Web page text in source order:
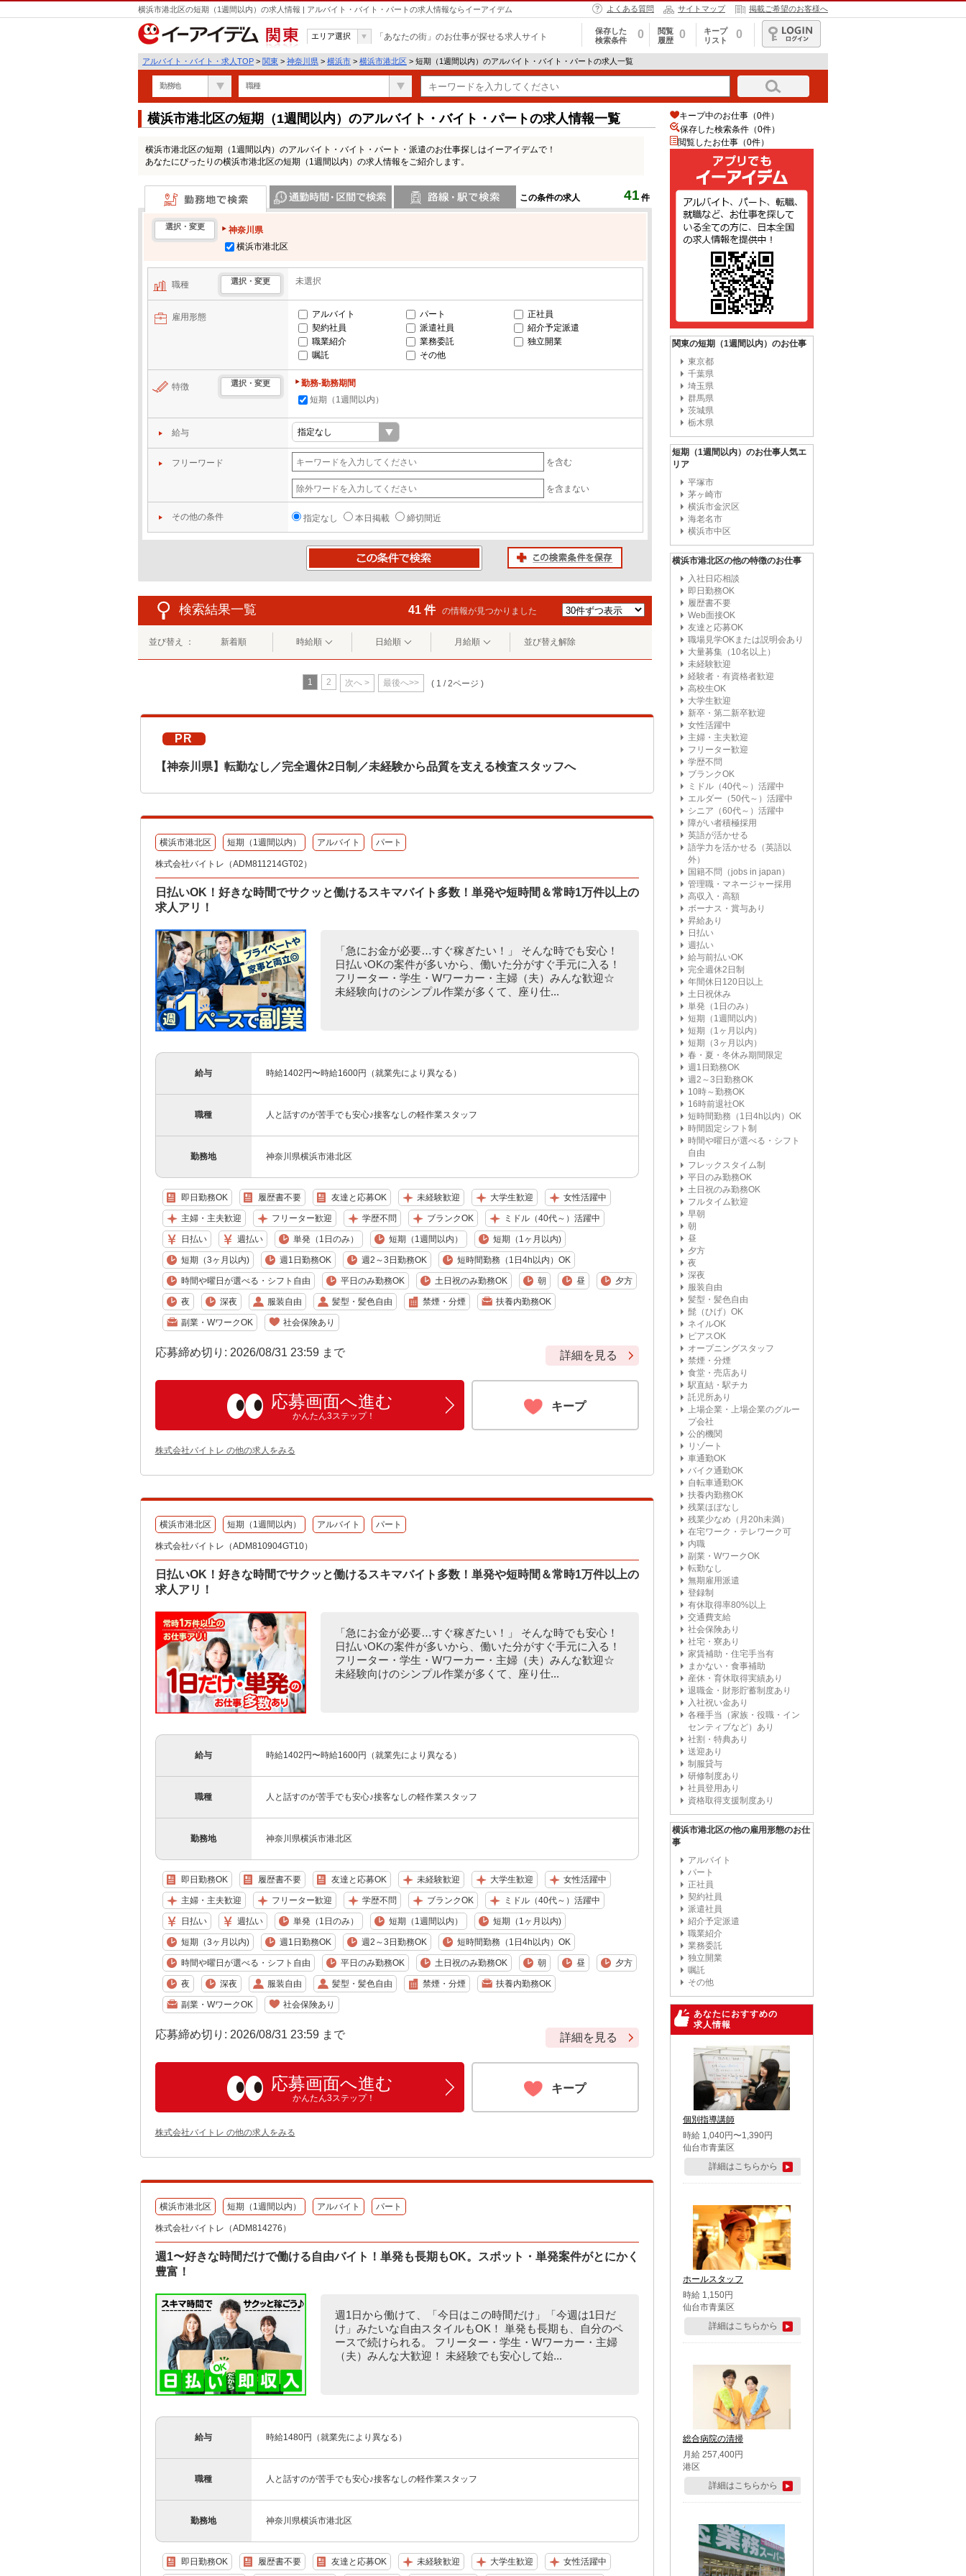
横浜市港北区の短期（1週間以内）の求人情報 | アルバイト・バイト・パートの求人情報ならイーアイデム よくある質問 サイトマップ 掲載ご希望のお客様へ
関東
エリア選択 「あなたの街」のお仕事が探せる求人サイト
保存した
検索条件
0
閲覧
履歴
0
キープ
リスト
0
ログイン
アルバイト・バイト・求人TOP > 関東 > 神奈川県 > 横浜市 > 横浜市港北区 > 短期（1週間以内）のアルバイト・バイト・パートの求人一覧
勤務地 職種
横浜市港北区の短期（1週間以内）のアルバイト・バイト・パートの求人情報一覧
横浜市港北区の短期（1週間以内）のアルバイト・バイト・パート・派遣のお仕事探しはイーアイデムで！
あなたにぴったりの横浜市港北区の短期（1週間以内）の求人情報をご紹介します。
この条件の求人 41 件
勤務地で検索
選択・変更
神奈川県
横浜市港北区
職種 選択・変更 未選択
雇用形態 アルバイト パート
正社員
契約社員
派遣社員
紹介予定派遣
職業紹介
業務委託
独立開業
嘱託
その他
特徴 選択・変更
勤務-勤務期間
短期（1週間以内）
給与
フリーワード を含む
を含まない
その他の条件 指定なし 本日掲載 締切間近
検索結果一覧 41 件 の情報が見つかりました
並び替え ： 新着順 時給順 日給順 月給順 並び替え解除
1 2 次へ > 最後へ>> ( 1 / 2ページ )
PR
【神奈川県】転勤なし／完全週休2日制／未経験から品質を支える検査スタッフへ
横浜市港北区 短期（1週間以内） アルバイト パート
株式会社バイトレ（ADM811214GT02）
日払いOK！好きな時間でサクッと働けるスキマバイト多数！単発や短時間＆常時1万件以上の
求人アリ！
「急にお金が必要…すぐ稼ぎたい！」 そんな時でも安心！
日払いOKの案件が多いから、働いた分がすぐ手元に入る！
フリーター・学生・Wワーカー・主婦（夫）みんな歓迎☆
未経験向けのシンプル作業が多くて、座り仕...
給与 時給1402円〜時給1600円（就業先により異なる）
職種 人と話すのが苦手でも安心♪接客なしの軽作業スタッフ
勤務地 神奈川県横浜市港北区
即日勤務OK 履歴書不要 友達と応募OK 未経験歓迎 大学生歓迎 女性活躍中
主婦・主夫歓迎 フリーター歓迎 学歴不問 ブランクOK ミドル（40代～）活躍中
日払い 週払い 単発（1日のみ） 短期（1週間以内） 短期（1ヶ月以内)
短期（3ヶ月以内) 週1日勤務OK 週2～3日勤務OK 短時間勤務（1日4h以内）OK
時間や曜日が選べる・シフト自由 平日のみ勤務OK 土日祝のみ勤務OK 朝 昼 夕方
夜 深夜 服装自由 髪型・髪色自由 禁煙・分煙 扶養内勤務OK
副業・WワークOK 社会保険あり
応募締め切り: 2026/08/31 23:59 まで 詳細を見る
応募画面へ進む
かんたん3ステップ！
キープ
株式会社バイトレ の他の求人をみる
横浜市港北区 短期（1週間以内） アルバイト パート
株式会社バイトレ（ADM810904GT10）
日払いOK！好きな時間でサクッと働けるスキマバイト多数！単発や短時間＆常時1万件以上の
求人アリ！
「急にお金が必要…すぐ稼ぎたい！」 そんな時でも安心！
日払いOKの案件が多いから、働いた分がすぐ手元に入る！
フリーター・学生・Wワーカー・主婦（夫）みんな歓迎☆
未経験向けのシンプル作業が多くて、座り仕...
給与 時給1402円〜時給1600円（就業先により異なる）
職種 人と話すのが苦手でも安心♪接客なしの軽作業スタッフ
勤務地 神奈川県横浜市港北区
即日勤務OK 履歴書不要 友達と応募OK 未経験歓迎 大学生歓迎 女性活躍中
主婦・主夫歓迎 フリーター歓迎 学歴不問 ブランクOK ミドル（40代～）活躍中
日払い 週払い 単発（1日のみ） 短期（1週間以内） 短期（1ヶ月以内)
短期（3ヶ月以内) 週1日勤務OK 週2～3日勤務OK 短時間勤務（1日4h以内）OK
時間や曜日が選べる・シフト自由 平日のみ勤務OK 土日祝のみ勤務OK 朝 昼 夕方
夜 深夜 服装自由 髪型・髪色自由 禁煙・分煙 扶養内勤務OK
副業・WワークOK 社会保険あり
応募締め切り: 2026/08/31 23:59 まで 詳細を見る
応募画面へ進む
かんたん3ステップ！
キープ
株式会社バイトレ の他の求人をみる
横浜市港北区 短期（1週間以内） アルバイト パート
株式会社バイトレ（ADM814276）
週1〜好きな時間だけで働ける自由バイト！単発も長期もOK。スポット・単発案件がとにかく
豊富！
週1日から働けて、「今日はこの時間だけ」「今週は1日だ
け」みたいな自由スタイルもOK！ 単発も長期も、自分のペ
ースで続けられる。 フリーター・学生・Wワーカー・主婦
（夫）みんな大歓迎！ 未経験でも安心して始...
給与 時給1480円（就業先により異なる）
職種 人と話すのが苦手でも安心♪接客なしの軽作業スタッフ
勤務地 神奈川県横浜市港北区
即日勤務OK 履歴書不要 友達と応募OK 未経験歓迎 大学生歓迎 女性活躍中
キープ中のお仕事（0件）
保存した検索条件（0件）
閲覧したお仕事（0件）
関東の短期（1週間以内）のお仕事
東京都
千葉県
埼玉県
群馬県
茨城県
栃木県
短期（1週間以内）のお仕事人気エ
リア
平塚市
茅ヶ崎市
横浜市金沢区
海老名市
横浜市中区
横浜市港北区の他の特徴のお仕事
入社日応相談
即日勤務OK
履歴書不要
Web面接OK
友達と応募OK
職場見学OKまたは説明会あり
大量募集（10名以上）
未経験歓迎
経験者・有資格者歓迎
高校生OK
大学生歓迎
新卒・第二新卒歓迎
女性活躍中
主婦・主夫歓迎
フリーター歓迎
学歴不問
ブランクOK
ミドル（40代～）活躍中
エルダー（50代～）活躍中
シニア（60代～）活躍中
障がい者積極採用
英語が活かせる
語学力を活かせる（英語以
外）
国籍不問（jobs in japan）
管理職・マネージャー採用
高収入・高額
ボーナス・賞与あり
昇給あり
日払い
週払い
給与前払いOK
完全週休2日制
年間休日120日以上
土日祝休み
単発（1日のみ）
短期（1週間以内）
短期（1ヶ月以内）
短期（3ヶ月以内）
春・夏・冬休み期間限定
週1日勤務OK
週2～3日勤務OK
10時～勤務OK
16時前退社OK
短時間勤務（1日4h以内）OK
時間固定シフト制
時間や曜日が選べる・シフト
自由
フレックスタイム制
平日のみ勤務OK
土日祝のみ勤務OK
フルタイム歓迎
早朝
朝
昼
夕方
夜
深夜
服装自由
髪型・髪色自由
髭（ひげ）OK
ネイルOK
ピアスOK
オープニングスタッフ
禁煙・分煙
食堂・売店あり
駅直結・駅チカ
託児所あり
上場企業・上場企業のグルー
プ会社
公的機関
リゾート
車通勤OK
バイク通勤OK
自転車通勤OK
扶養内勤務OK
残業ほぼなし
残業少なめ（月20h未満）
在宅ワーク・テレワーク可
内職
副業・WワークOK
転勤なし
無期雇用派遣
登録制
有休取得率80%以上
交通費支給
社会保険あり
社宅・寮あり
家賃補助・住宅手当有
まかない・食事補助
産休・育休取得実績あり
退職金・財形貯蓄制度あり
入社祝い金あり
各種手当（家族・役職・イン
センティブなど）あり
社割・特典あり
送迎あり
制服貸与
研修制度あり
社員登用あり
資格取得支援制度あり
横浜市港北区の他の雇用形態のお仕
事
アルバイト
パート
正社員
契約社員
派遣社員
紹介予定派遣
職業紹介
業務委託
独立開業
嘱託
その他
あなたにおすすめの
求人情報
個別指導講師
時給 1,040円〜1,390円
仙台市青葉区
詳細はこちらから
ホールスタッフ
時給 1,150円
仙台市青葉区
詳細はこちらから
総合病院の清掃
月給 257,400円
港区
詳細はこちらから